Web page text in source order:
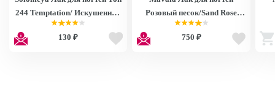
244 Temptation/ Искушение 6
ml
130 ₽
Розовый песок/Sand Rose
9091114
750 ₽